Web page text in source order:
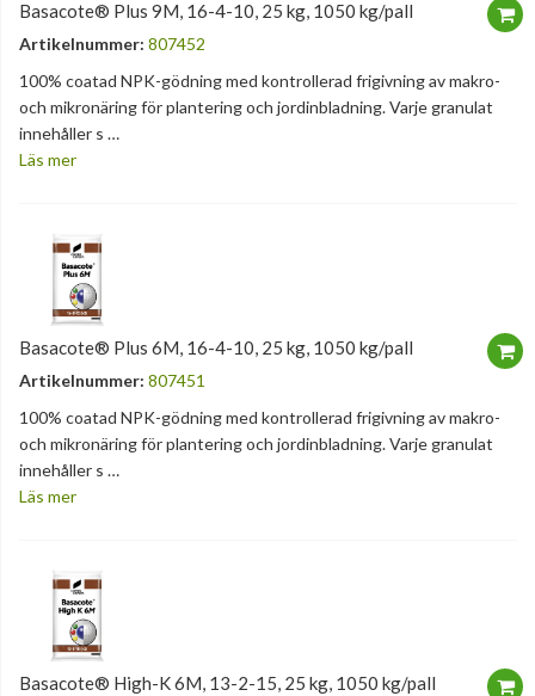
Basacote® Plus 9M, 16-4-10, 25 kg, 1050 kg/pall
Artikelnummer: 807452
100% coatad NPK-gödning med kontrollerad frigivning av makro-
och mikronäring för plantering och jordinbladning. Varje granulat
innehåller s …
Läs mer
Basacote® Plus 6M, 16-4-10, 25 kg, 1050 kg/pall
Artikelnummer: 807451
100% coatad NPK-gödning med kontrollerad frigivning av makro-
och mikronäring för plantering och jordinbladning. Varje granulat
innehåller s …
Läs mer
Basacote® High-K 6M, 13-2-15, 25 kg, 1050 kg/pall